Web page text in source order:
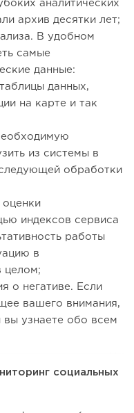
аналитических
архив десятки лет;
В удобном
самые
данные:
данных,
на карте и так
из системы в
обработки
оценки
индексов сервиса
работы
в
целом;
о негативе. Если
вашего внимания,
вы узнаете обо всем
социальных